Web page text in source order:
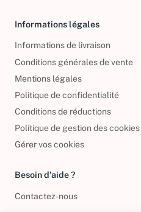
Informations légales
Informations de livraison
Conditions générales de vente
Mentions légales
Politique de confidentialité
Conditions de réductions
Politique de gestion des cookies
Gérer vos cookies
Besoin d'aide ?
Contactez-nous